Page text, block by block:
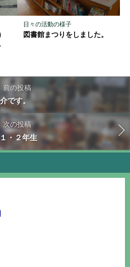
日々の活動の様子
図書館まつりをしました。
前の投稿
です。
次の投稿
・２年生